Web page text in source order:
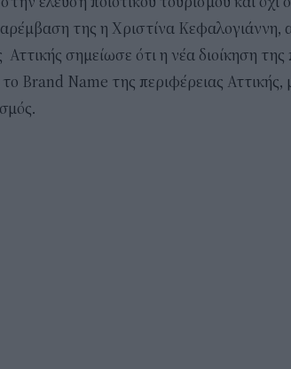
της η Χριστίνα Κεφαλογιάννη,
σημείωσε ότι η νέα διοίκηση της
το Brand Name της περιφέρειας